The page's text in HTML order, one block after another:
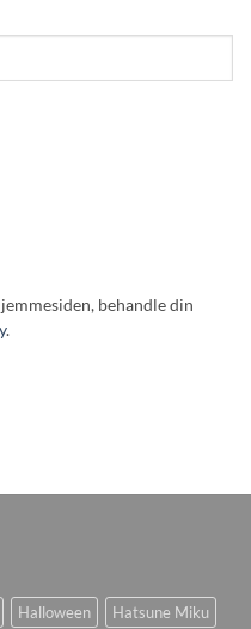
behandle din
.
Halloween
Hatsune Miku